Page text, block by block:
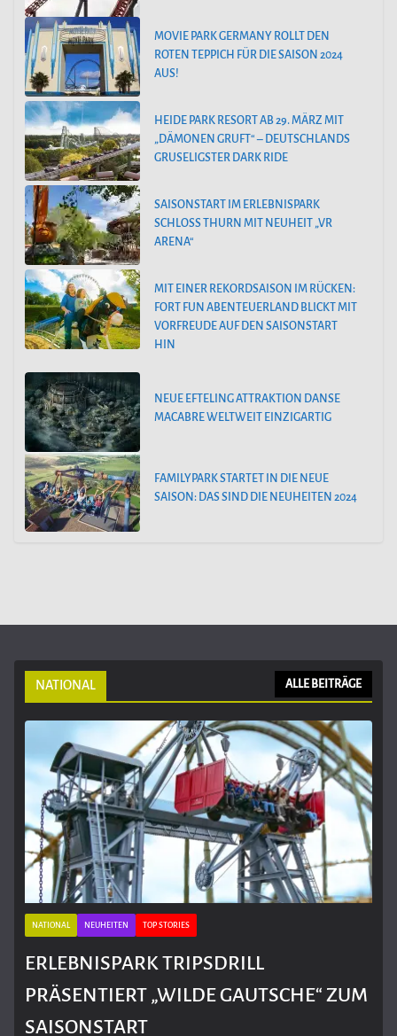
MOVIE PARK GERMANY ROLLT DEN
ROTEN TEPPICH FÜR DIE SAISON 2024
AUS!
HEIDE PARK RESORT AB 29. MÄRZ MIT
„DÄMONEN GRUFT“ – DEUTSCHLANDS
GRUSELIGSTER DARK RIDE
SAISONSTART IM ERLEBNISPARK
SCHLOSS THURN MIT NEUHEIT „VR
ARENA“
MIT EINER REKORDSAISON IM RÜCKEN:
FORT FUN ABENTEUERLAND BLICKT MIT
VORFREUDE AUF DEN SAISONSTART
HIN
NEUE EFTELING ATTRAKTION DANSE
MACABRE WELTWEIT EINZIGARTIG
FAMILYPARK STARTET IN DIE NEUE
SAISON: DAS SIND DIE NEUHEITEN 2024
NATIONAL ALLE BEITRÄGE
NATIONAL NEUHEITEN TOP STORIES
ERLEBNISPARK TRIPSDRILL
PRÄSENTIERT „WILDE GAUTSCHE“ ZUM
SAISONSTART